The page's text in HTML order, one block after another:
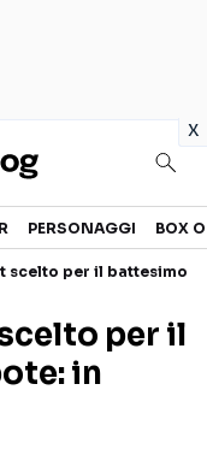
x
STREAMING
PERSONAGGI BOX
scelto per il battesimo
per il
in